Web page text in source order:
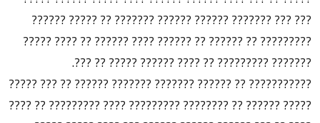
??? ??? ??????? ?????? ?????? ??????? ?? ????? ??????
????????? ?? ?????? ?? ?????? ???? ?????? ?? ???? ?????
??????? ????????? ?? ???? ?????? ????? ?? ???.
??????????? ?? ?????? ??????? ??????? ?????? ?? ??? ?????
????? ?????? ?? ???????? ????????? ???? ????????? ?? ????